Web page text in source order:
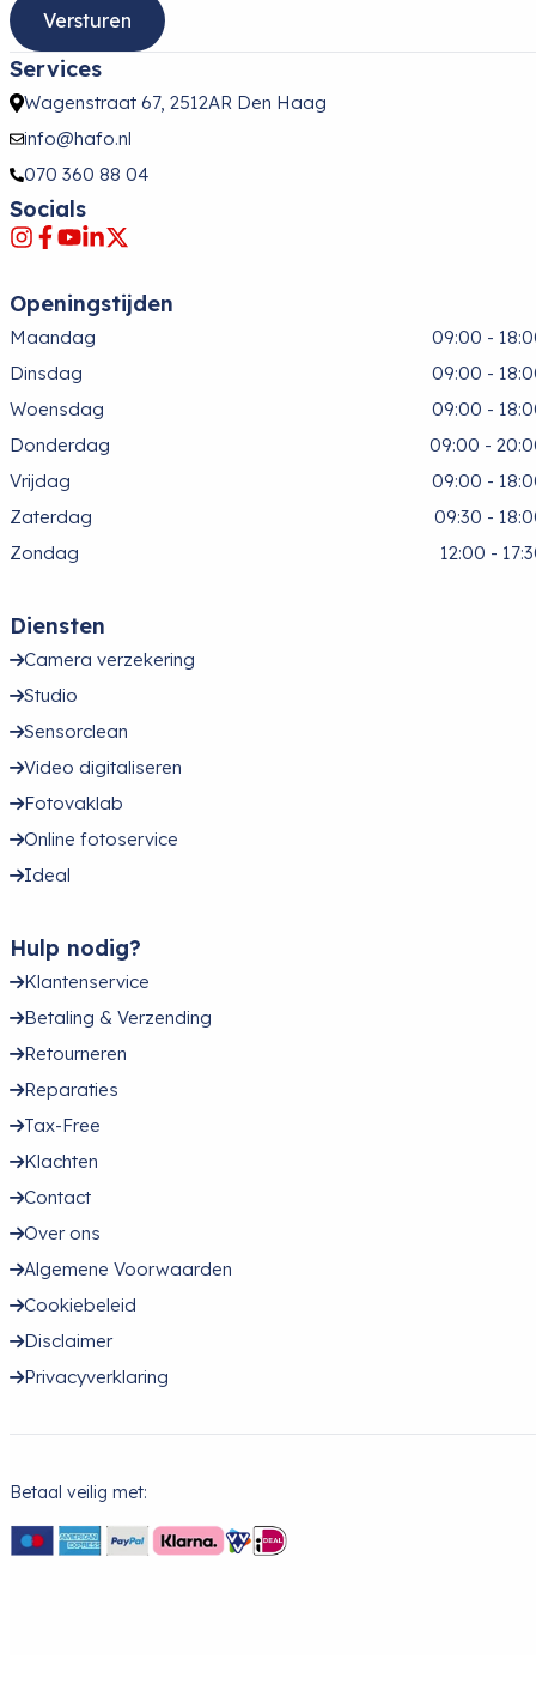
Services
Wagenstraat 67, 2512AR Den Haag
info@hafo.nl
070 360 88 04
Socials
Openingstijden
Maandag
09:00 -
Dinsdag
09:00 -
Woensdag
09:00 -
Donderdag
09:00 -
Vrijdag
09:00 -
Zaterdag
09:30 -
Zondag
12:00 -
Diensten
Camera verzekering
Studio
Sensorclean
Video digitaliseren
Fotovaklab
Online fotoservice
Ideal
Hulp nodig?
Klantenservice
Betaling & Verzending
Retourneren
Reparaties
Tax-Free
Klachten
Contact
Over ons
Algemene Voorwaarden
Cookiebeleid
Disclaimer
Privacyverklaring
Betaal veilig met: